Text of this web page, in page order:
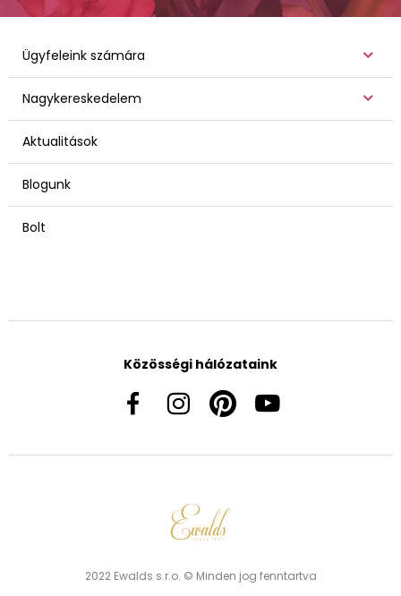
Ügyfeleink számára
Nagykereskedelem
Aktualitások
Blogunk
Bolt
Közösségi hálózataink
2022 Ewalds s.r.o. © Minden jog fenntartva